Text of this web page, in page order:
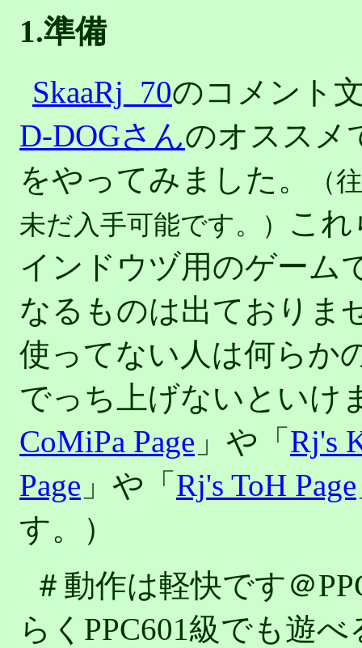
1.準備
SkaaRj_70のコメント
D-DOGさんのオススメ
をやってみました。
（
未だ入手可能です。）
こ
インドウヅ用のゲーム
なるものは出ておりま
使ってない人は何らか
でっち上げないといけ
CoMiPa Page 」や「 Rj's
Page 」や「 Rj's ToH Page
す。）
＃動作は軽快です＠
らくPPC601級でも遊